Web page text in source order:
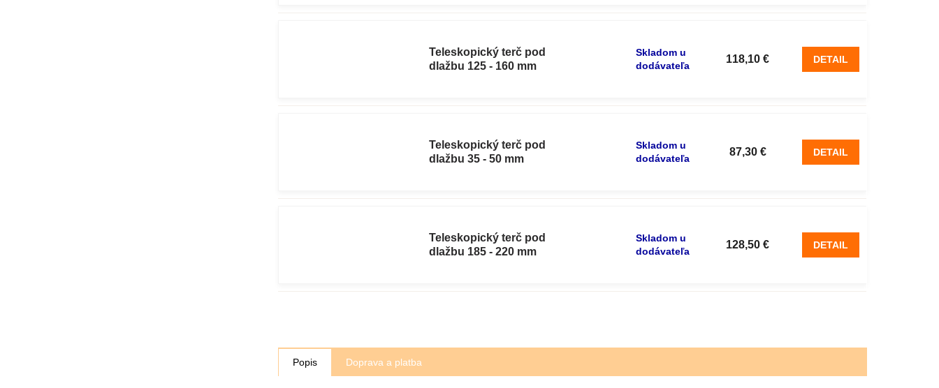
Teleskopický terč pod
dlažbu 125 - 160 mm
118,10 €
Skladom u
dodávateľa
DETAIL
Teleskopický terč pod
dlažbu 35 - 50 mm
87,30 €
Skladom u
dodávateľa
DETAIL
Teleskopický terč pod
dlažbu 185 - 220 mm
128,50 €
Skladom u
dodávateľa
DETAIL
Popis Doprava a platba